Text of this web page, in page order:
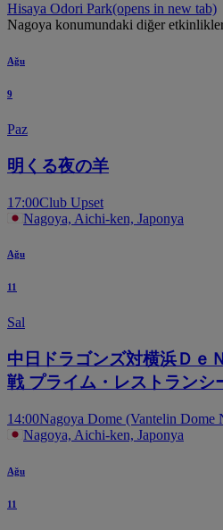
Hisaya Odori Park(opens in new tab)
Nagoya konumundaki diğer
Ağu
9
Paz
明くる夜の羊
17:00Club Upset
Nagoya, Aichi-ken, Japonya
Ağu
11
Sal
中日ドラゴンズ対横浜Ｄｅ
戦 プライム・レストランシ
14:00Nagoya Dome (Vantelin Dome
Nagoya, Aichi-ken, Japonya
Ağu
11